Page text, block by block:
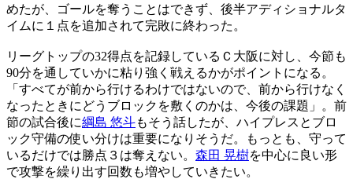
めたが、ゴールを奪うことはできず、後半アディショナルタ
イムに１点を追加されて完敗に終わった。
リーグトップの32得点を記録しているＣ大阪に対し、今節も
90分を通していかに粘り強く戦えるかがポイントになる。
「すべてが前から行けるわけではないので、前から行けなく
なったときにどうブロックを敷くのかは、今後の課題」。前
節の試合後に綱島 悠斗もそう話したが、ハイプレスとブロ
ック守備の使い分けは重要になりそうだ。もっとも、守って
いるだけでは勝点３は奪えない。 森田 晃樹を中心に良い形
で攻撃を繰り出す回数も増やしていきたい。